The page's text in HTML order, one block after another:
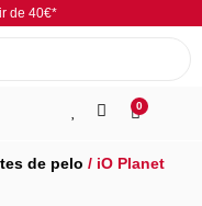
de 40€*
0
de pelo / iO Planet